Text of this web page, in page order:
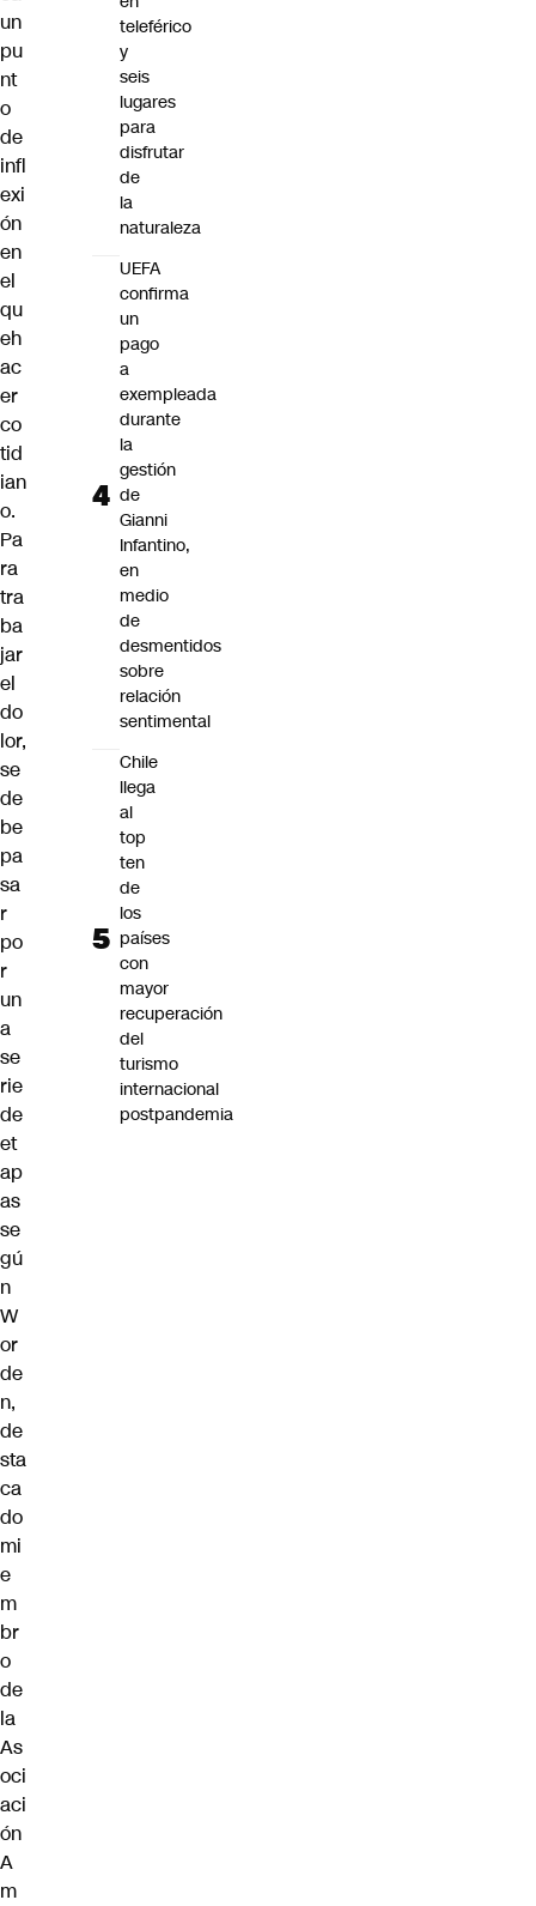
un
pu
nt
o
de
infl
exi
ón
en
el
qu
eh
ac
er
co
tid
ian
o.
Pa
ra
tra
ba
jar
el
do
lor,
se
de
be
pa
sa
r
po
r
un
a
se
rie
de
et
ap
as
se
gú
n
W
or
de
n,
de
sta
ca
do
mi
e
m
br
o
de
la
As
oci
aci
ón
A
m
teleférico
y
seis
lugares
para
disfrutar
de
la
naturaleza
UEFA
confirma
un
pago
a
exempleada
durante
la
gestión
de
Gianni
Infantino,
en
medio
de
desmentidos
sobre
relación
sentimental
Chile
llega
al
top
ten
de
los
países
con
mayor
recuperación
del
turismo
internacional
postpandemia